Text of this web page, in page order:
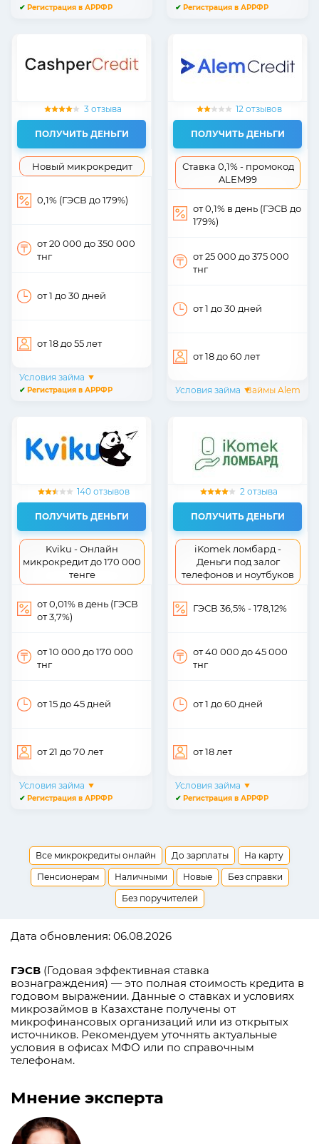
✔ Регистрация в АРРФР ✔ Регистрация в АРРФР
3 отзыва
ПОЛУЧИТЬ ДЕНЬГИ
Новый микрокредит
0,1% (ГЭСВ до 179%)
от 20 000 до 350 000
тнг
от 1 до 30 дней
от 18до 55лет
Условия займа
✔ Регистрация в АРРФР
12 отзывов
ПОЛУЧИТЬ ДЕНЬГИ
Ставка 0,1% - промокод
ALEM99
от 0,1% в день (ГЭСВ до
179%)
от 25 000 до 375 000
тнг
от 1 до 30 дней
от 18до 60 лет
Условия займа Займы Alem
140 отзывов
ПОЛУЧИТЬ ДЕНЬГИ
Kviku - Онлайн
микрокредит до 170 000
тенге
от 0,01% в день (ГЭСВ
от 3,7%)
от 10 000 до 170 000
тнг
от 15до 45дней
от 21 до 70 лет
Условия займа
✔ Регистрация в АРРФР
2 отзыва
ПОЛУЧИТЬ ДЕНЬГИ
iKomek ломбард -
Деньги под залог
телефонов и ноутбуков
ГЭСВ 36,5% - 178,12%
от 40 000 до 45 000
тнг
от 1 до 60 дней
от 18лет
Условия займа
✔ Регистрация в АРРФР
Все микрокредиты онлайн До зарплаты
На карту
Пенсионерам
Наличными Новые
Без справки
Без поручителей
Дата обновления: 06.08.2026
ГЭСВ (Годовая эффективная ставка
вознаграждения) — это полная стоимость кредита в
годовом выражении. Данные о ставках и условиях
микрозаймов в Казахстане получены от
микрофинансовых организаций или из открытых
источников. Рекомендуем уточнять актуальные
условия в офисах МФО или по справочным
телефонам.
Мнение эксперта